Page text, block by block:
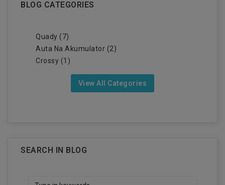
BLOG CATEGORIES
Quady (7)
Auta Na Akumulator (2)
Crossy (1)
View All Categories
SEARCH IN BLOG